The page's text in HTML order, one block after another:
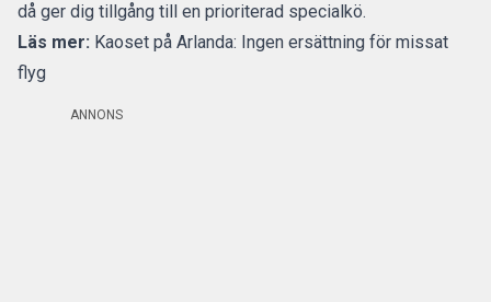
då ger dig tillgång till en prioriterad specialkö.
Läs mer: Kaoset på Arlanda: Ingen ersättning för missat
flyg
ANNONS